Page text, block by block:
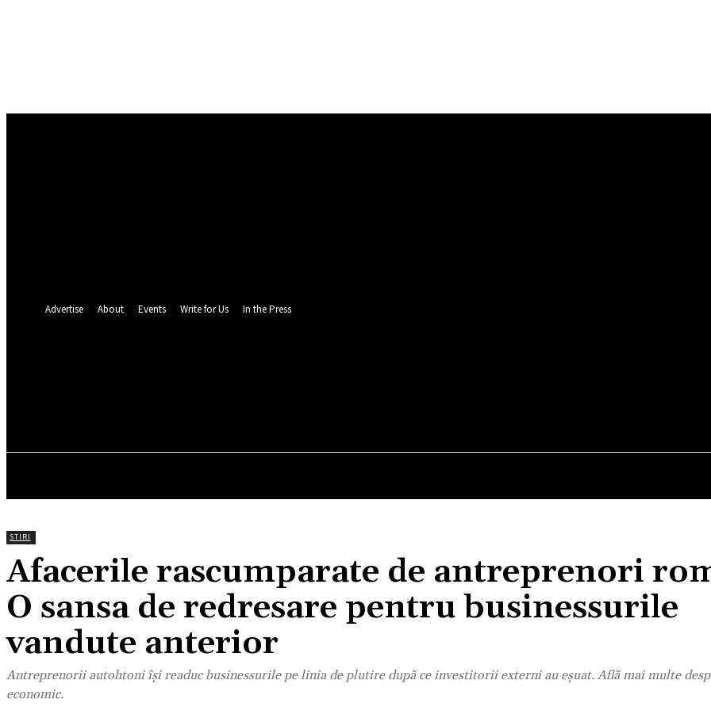
Advertise About Events Write for Us In the Press
STIRI
Afacerile rascumparate de antreprenori
O sansa de redresare pentru businessurile
vandute anterior
Antreprenorii autohtoni își readuc businessurile pe linia de plutire după ce investitorii externi au eșuat. Află mai multe
economic.